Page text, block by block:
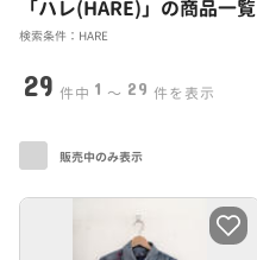
「ハレ(HARE)」 の商品一覧
検索条件：HARE
29 件中 1 〜 29 件を表示
販売中のみ表示